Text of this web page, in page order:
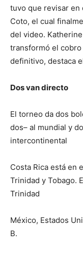
tuvo que revisar en
Coto, el cual
del video.
transformó el
definitivo, destaca
Dos van directo
El torneo da dos
dos– al mundial y
intercontinental
Costa Rica está en
Trinidad y Tobago.
Trinidad
México, Estados
B.